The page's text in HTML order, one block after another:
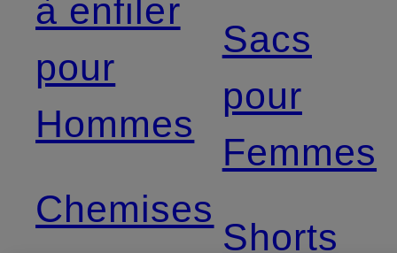
à enfiler
pour
Hommes
Chemises
Sacs
pour
Femmes
Shorts